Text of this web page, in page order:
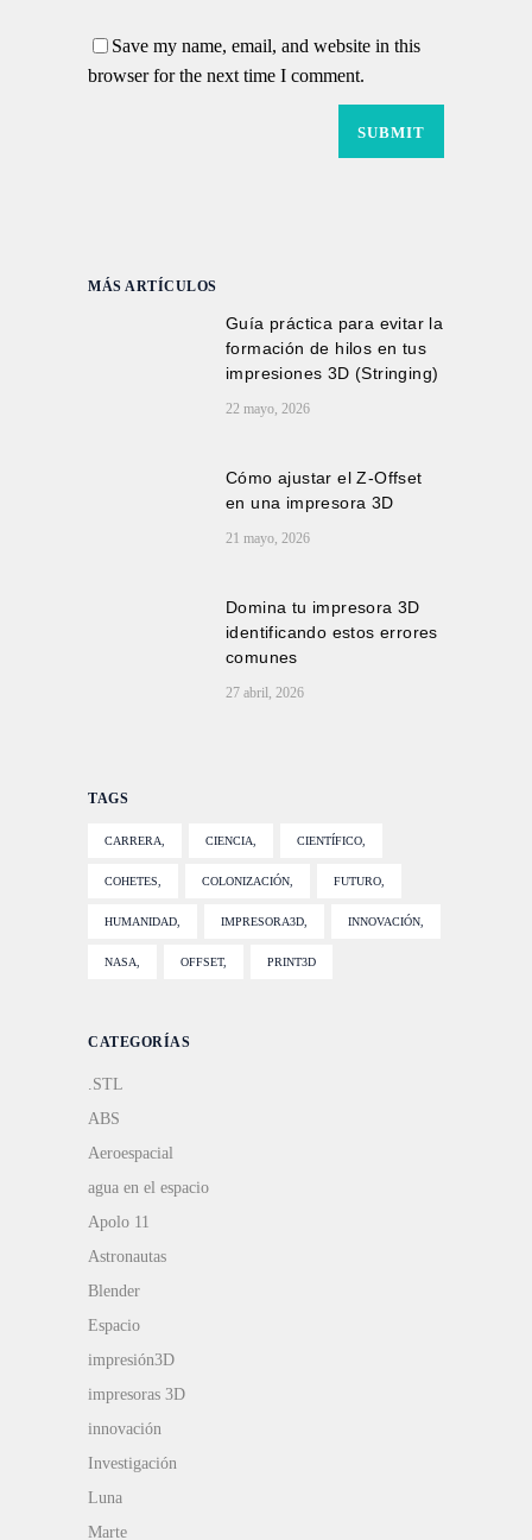
Save my name, email, and website in this
browser for the next time I comment.
MÁS ARTÍCULOS
Guía práctica para evitar la
formación de hilos en tus
impresiones 3D (Stringing)
22 mayo, 2026
Cómo ajustar el Z-Offset
en una impresora 3D
21 mayo, 2026
Domina tu impresora 3D
identificando estos errores
comunes
27 abril, 2026
TAGS
CARRERA CIENCIA CIENTÍFICO
COHETES COLONIZACIÓN FUTURO
HUMANIDAD IMPRESORA3D INNOVACIÓN
NASA OFFSET PRINT3D
CATEGORÍAS
.STL
ABS
Aeroespacial
agua en el espacio
Apolo 11
Astronautas
Blender
Espacio
impresión3D
impresoras 3D
innovación
Investigación
Luna
Marte